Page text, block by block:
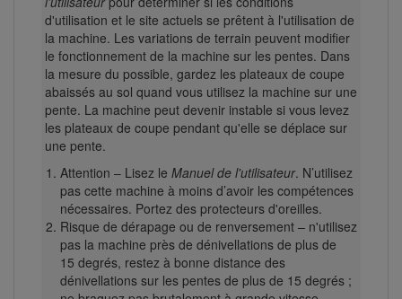
d'utilisation et le site actuels se prêtent à l'utilisation de
la machine. Les variations de terrain peuvent modifier
le fonctionnement de la machine sur les pentes. Dans
la mesure du possible, gardez les plateaux de coupe
abaissés au sol quand vous utilisez la machine sur une
pente. La machine peut devenir instable si vous levez
les plateaux de coupe pendant qu'elle se déplace sur
une pente.
Attention – Lisez le Manuel de l'utilisateur. N’utilisez
pas cette machine à moins d’avoir les compétences
nécessaires. Portez des protecteurs d'oreilles.
Risque de dérapage ou de renversement – n'utilisez
pas la machine près de dénivellations de plus de
15 degrés, restez à bonne distance des
dénivellations sur les pentes de plus de 15 degrés ;